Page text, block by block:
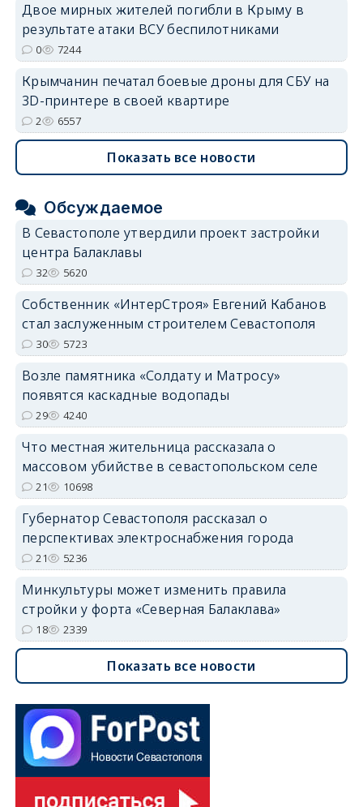
Двое мирных жителей погибли в Крыму в
результате атаки ВСУ беспилотниками
0 7244
Крымчанин печатал боевые дроны для СБУ на
3D-принтере в своей квартире
2 6557
Показать все новости
Обсуждаемое
В Севастополе утвердили проект застройки
центра Балаклавы
32 5620
Собственник «ИнтерСтроя» Евгений Кабанов
стал заслуженным строителем Севастополя
30 5723
Возле памятника «Солдату и Матросу»
появятся каскадные водопады
29 4240
Что местная жительница рассказала о
массовом убийстве в севастопольском селе
21 10698
Губернатор Севастополя рассказал о
перспективах электроснабжения города
21 5236
Минкультуры может изменить правила
стройки у форта «Северная Балаклава»
18 2339
Показать все новости